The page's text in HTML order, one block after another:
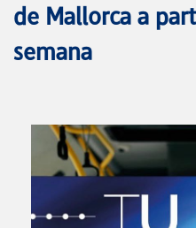
de Mallorca a
semana